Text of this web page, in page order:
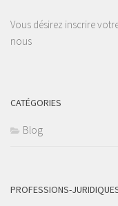
Vous désirez inscrire
nous
CATÉGORIES
Blog
PROFESSIONS-